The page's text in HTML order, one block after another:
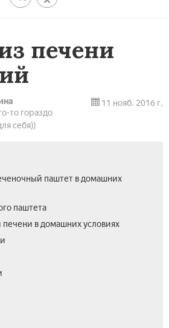
печени
то гораздо
себя))
11 нояб. 2016 г.
паштет в домашних
паштета
в домашних условиях